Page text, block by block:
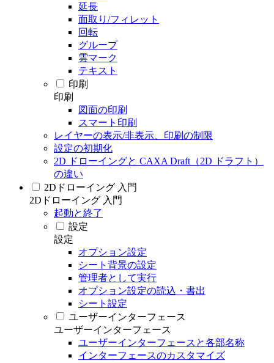
延長
面取り/フィレット
回転
グループ
雲マーク
テキスト
印刷
印刷
図面の印刷
スマート印刷
レイヤーの表示/非表示、印刷の制限
設定の初期化
2D ドローイングと CAXA Draft（2D ドラフト）
の違い
2Dドローイング 入門
2Dドローイング 入門
起動と終了
設定
設定
オプション設定
シート背景の設定
管理者として実行
オプション設定の読込・書出
シート設定
ユーザーインターフェース
ユーザーインターフェース
ユーザーインターフェースと各部名称
インターフェースのカスタマイズ